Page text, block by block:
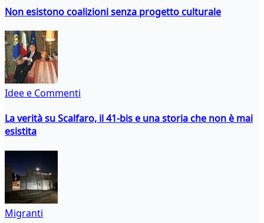
Non esistono coalizioni senza progetto culturale
Idee e Commenti
La verità su Scalfaro, il 41-bis e una storia che non è mai
esistita
Migranti